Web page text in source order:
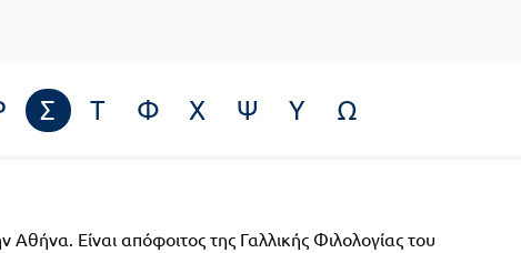
Σ Τ Φ Χ Ψ Υ Ω
Είναι απόφοιτος της Γαλλικής Φιλολογίας του